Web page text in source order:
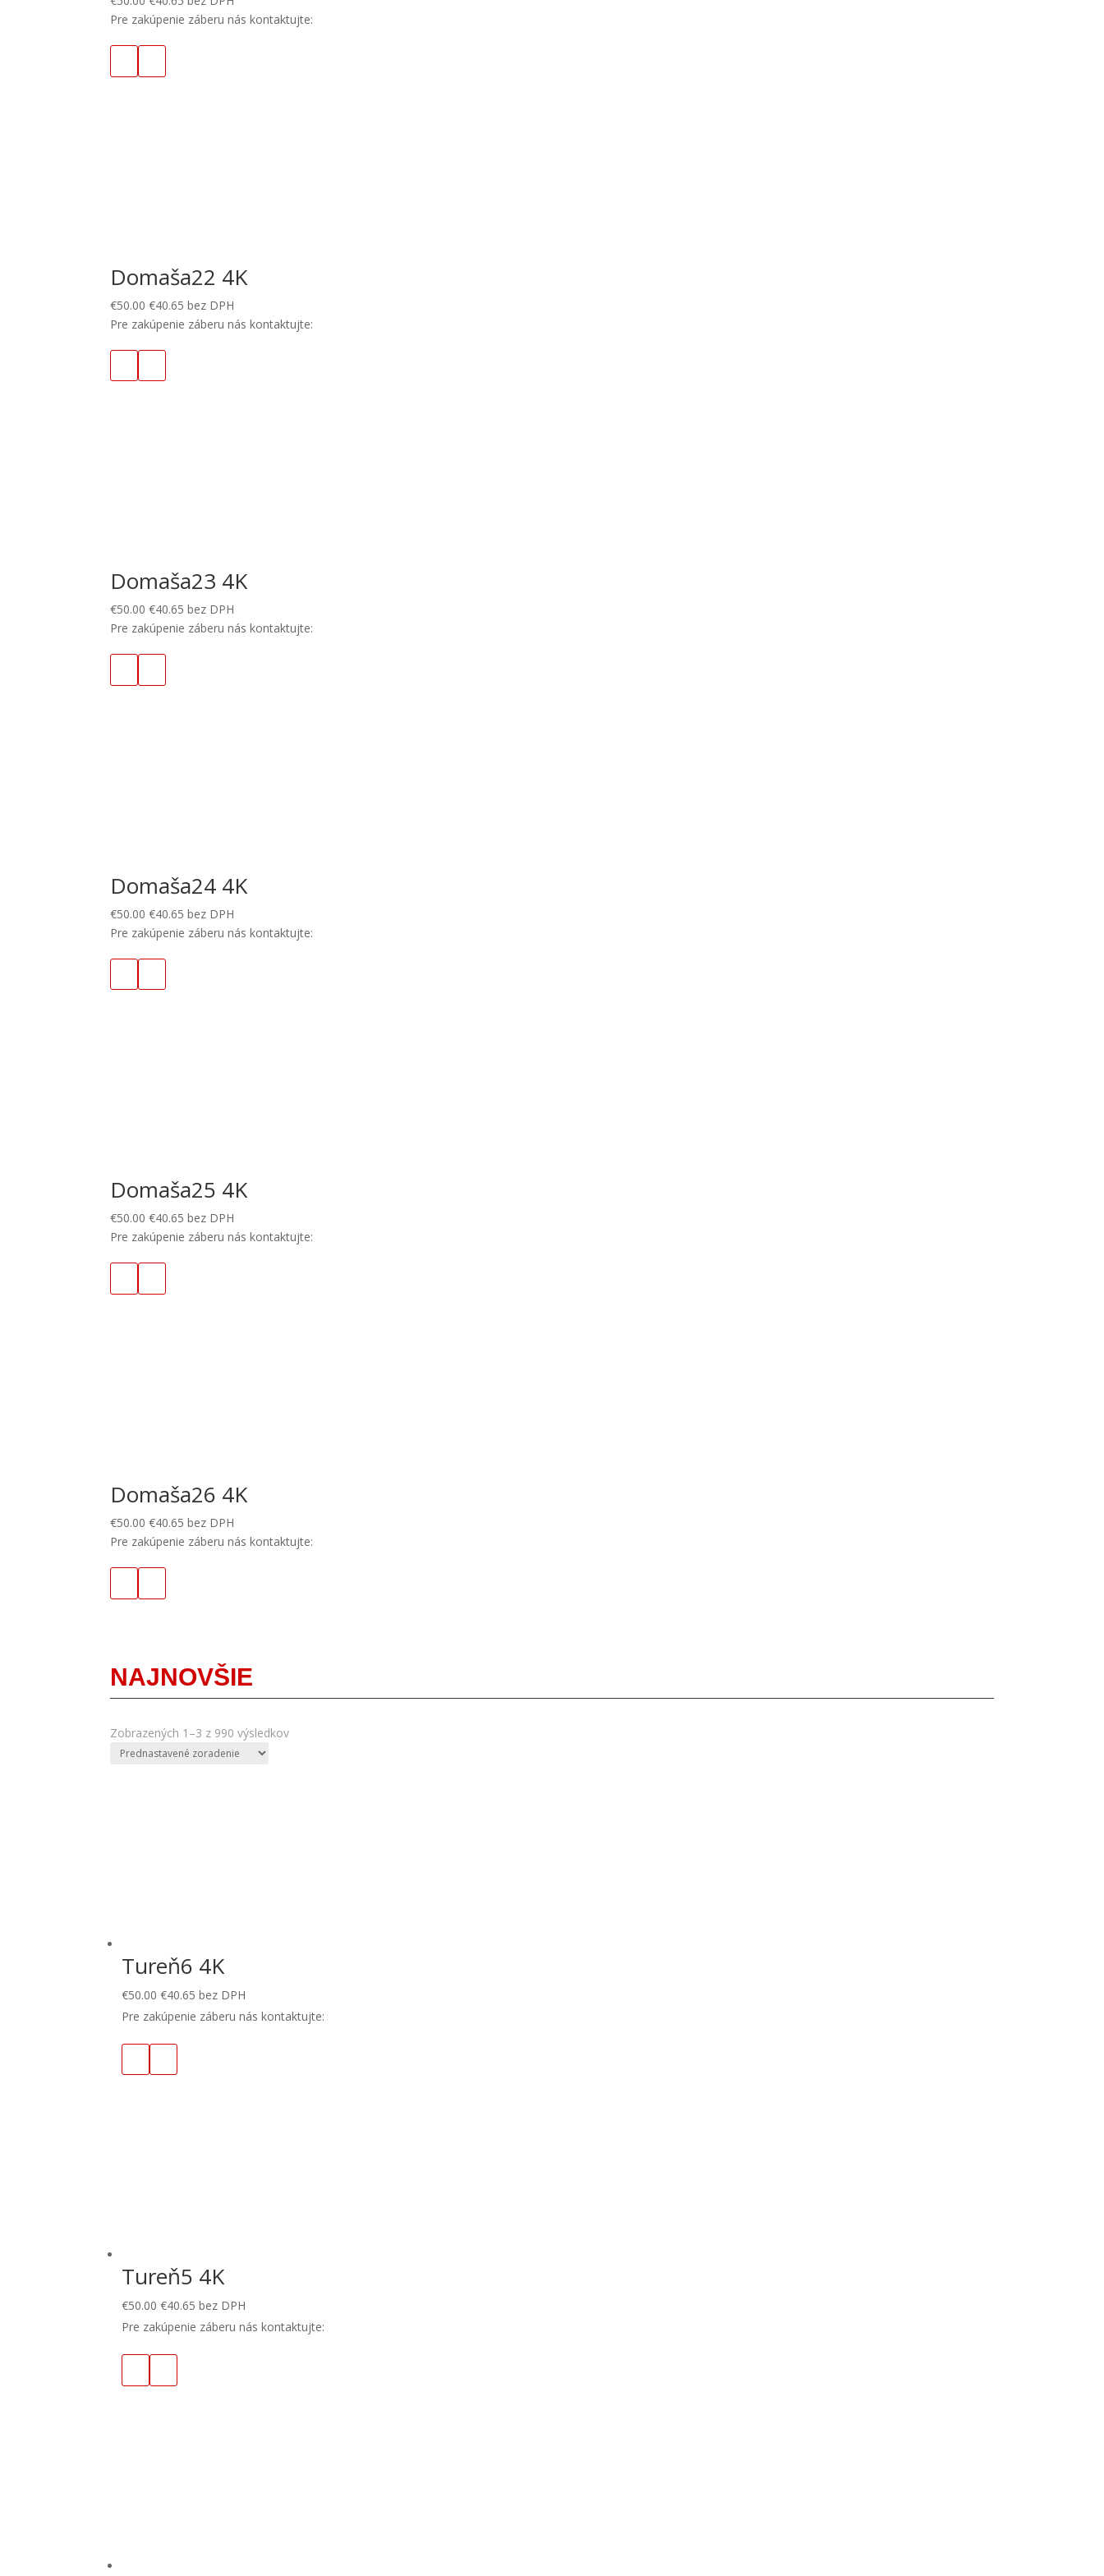
Pre zakúpenie záberu nás kontaktujte:
Domaša22 4K
€50.00 €40.65 bez DPH
Pre zakúpenie záberu nás kontaktujte:
Domaša23 4K
€50.00 €40.65 bez DPH
Pre zakúpenie záberu nás kontaktujte:
Domaša24 4K
€50.00 €40.65 bez DPH
Pre zakúpenie záberu nás kontaktujte:
Domaša25 4K
€50.00 €40.65 bez DPH
Pre zakúpenie záberu nás kontaktujte:
Domaša26 4K
€50.00 €40.65 bez DPH
Pre zakúpenie záberu nás kontaktujte:
NAJNOVŠIE
Zobrazených 1–3 z 990 výsledkov
Tureň6 4K
€50.00 €40.65 bez DPH
Pre zakúpenie záberu nás kontaktujte:
Tureň5 4K
€50.00 €40.65 bez DPH
Pre zakúpenie záberu nás kontaktujte: